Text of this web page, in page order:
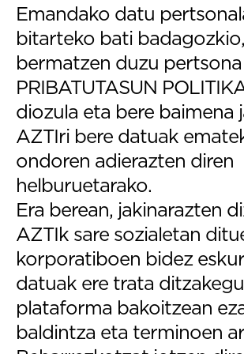
Emandako datu
bitarteko bati badagozkio,
bermatzen duzu
PRIBATUTASUN
diozula eta bere baimena
AZTIri bere datuak
ondoren adierazten diren
helburuetarako.
Era berean, jakinarazten
AZTIk sare sozialetan
korporatiboen bidez
datuak ere trata
plataforma bakoitzean
baldintza eta terminoen